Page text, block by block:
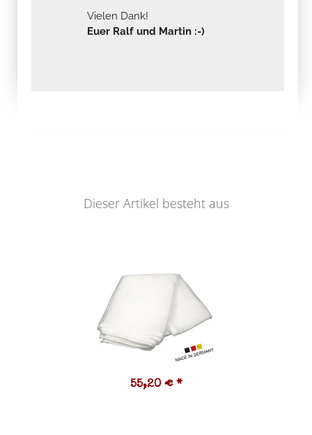
Vielen Dank!
Euer Ralf und Martin :-)
Dieser Artikel besteht aus
55,20 € *